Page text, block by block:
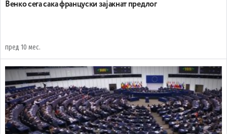
Венко сега сака француски зајакнат предлог
пред 10 мес.